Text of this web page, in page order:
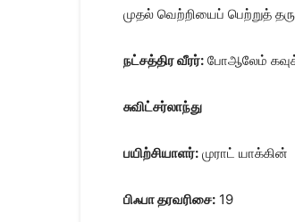
முதல் வெற்றியைப் பெற்றுத்
நட்சத்திர வீரர்: போஆலேம்
சுவிட்சர்லாந்து
பயிற்சியாளர்: முராட் யாக்கின்
பிஃபா தரவரிசை: 19